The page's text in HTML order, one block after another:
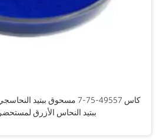
كاس 49557-75-7 مسحوق
ببتيد النحاس الأزرق